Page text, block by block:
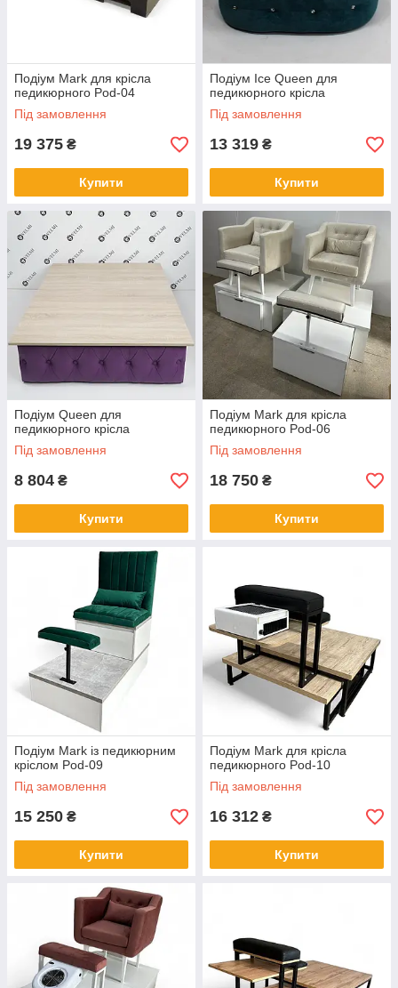
Подіум Mark для крісла
педикюрного Pod-04
Під замовлення
19 375 ₴
Купити
Подіум Ice Queen для
педикюрного крісла
Під замовлення
13 319 ₴
Купити
Подіум Queen для
педикюрного крісла
Під замовлення
8 804 ₴
Купити
Подіум Mark для крісла
педикюрного Pod-06
Під замовлення
18 750 ₴
Купити
Подіум Mark із педикюрним
кріслом Pod-09
Під замовлення
15 250 ₴
Купити
Подіум Mark для крісла
педикюрного Pod-10
Під замовлення
16 312 ₴
Купити